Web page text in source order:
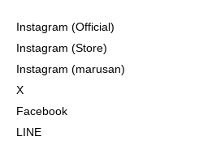
Instagram (Official)
Instagram (Store)
Instagram (marusan)
X
Facebook
LINE